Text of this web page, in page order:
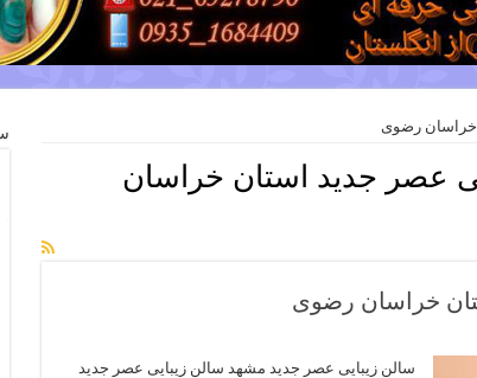
خراسان رضوی
عصر جدید استان خراسان
خراسان رضوی
سالن زیبایی عصر جدید مشهد سالن زیبایی عصر جدید